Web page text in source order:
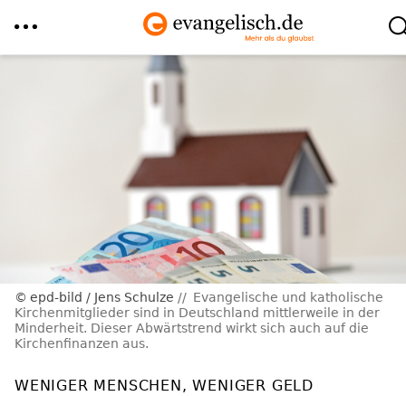
epd-bild / Jens Schulze
Evangelische und katholische
Kirchenmitglieder sind in Deutschland mittlerweile in der
Minderheit. Dieser Abwärtstrend wirkt sich auch auf die
Kirchenfinanzen aus.
WENIGER MENSCHEN, WENIGER GELD